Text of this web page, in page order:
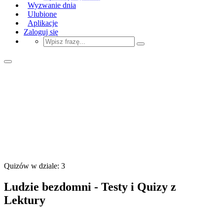
Wyzwanie dnia
Ulubione
Aplikacje
Zaloguj się
Quizów w dziale: 3
Ludzie bezdomni - Testy i Quizy z
Lektury